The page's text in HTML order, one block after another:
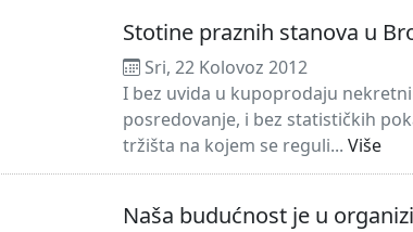
Stotine praznih stanova u
Sri, 22 Kolovoz 2012
I bez uvida u kupoprodaju
posredovanje, i bez statističkih
tržišta na kojem se reguli... Više
Naša budućnost je u